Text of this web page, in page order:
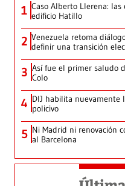
1 Caso Alberto Llerena:
edificio Hatillo
2 Venezuela retoma
definir una transición
3 Así fue el primer saludo
Colo
4 DIJ habilita nuevamente
policivo
5 Ni Madrid ni renovación
al Barcelona